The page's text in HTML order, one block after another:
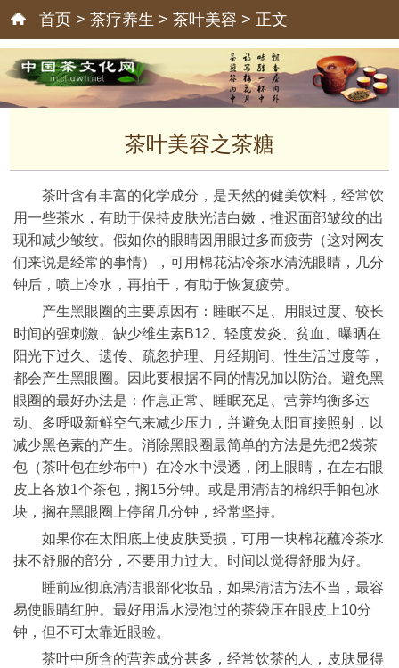
首页 > 茶疗养生 > 茶叶美容 > 正文
茶叶美容之茶糖
茶叶含有丰富的化学成分，是天然的健美饮料，经常饮
用一些茶水，有助于保持皮肤光洁白嫩，推迟面部皱纹的出
现和减少皱纹。假如你的眼睛因用眼过多而疲劳（这对网友
们来说是经常的事情），可用棉花沾冷茶水清洗眼睛，几分
钟后，喷上冷水，再拍干，有助于恢复疲劳。
产生黑眼圈的主要原因有：睡眠不足、用眼过度、较长
时间的强刺激、缺少维生素B12、轻度发炎、贫血、曝晒在
阳光下过久、遗传、疏忽护理、月经期间、性生活过度等，
都会产生黑眼圈。因此要根据不同的情况加以防治。避免黑
眼圈的最好办法是：作息正常、睡眠充足、营养均衡多运
动、多呼吸新鲜空气来减少压力，并避免太阳直接照射，以
减少黑色素的产生。消除黑眼圈最简单的方法是先把2袋茶
包（茶叶包在纱布中）在冷水中浸透，闭上眼睛，在左右眼
皮上各放1个茶包，搁15分钟。或是用清洁的棉织手帕包冰
块，搁在黑眼圈上停留几分钟，经常坚持。
如果你在太阳底上使皮肤受损，可用一块棉花蘸冷茶水
抹不舒服的部分，不要用力过大。时间以觉得舒服为好。
睡前应彻底清洁眼部化妆品，如果清洁方法不当，最容
易使眼睛红肿。最好用温水浸泡过的茶袋压在眼皮上10分
钟，但不可太靠近眼睑。
茶叶中所含的营养成分甚多，经常饮茶的人，皮肤显得